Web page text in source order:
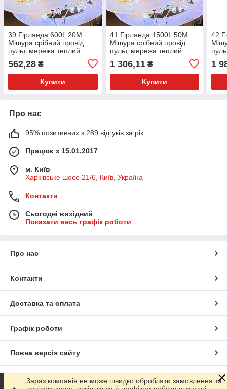
39 Гірлянда 600L 20M
Мішура срібний провід
пульт, мережа теплий
562,28 ₴
Купити
41 Гірлянда 1500L 50M
Мішура срібний провід
пульт, мережа теплий
1 306,11₴
Купити
42
1
Про нас
95% позитивних з 289 відгуків за рік
Працює з 15.01.2017
м. Київ
Харківське шосе 21/6, Київ, Україна
Контакти
Сьогодні вихідний
Показати весь графік роботи
Про нас
Контакти
Доставка та оплата
Графік роботи
Повна версія сайту
Сайт створено на маркетплейсі Prom.ua
Зараз компанія не може швидко обробляти замовлення та